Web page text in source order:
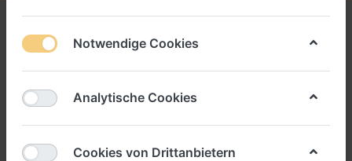
Notwendige Cookies
Analytische Cookies
Cookies von Drittanbietern